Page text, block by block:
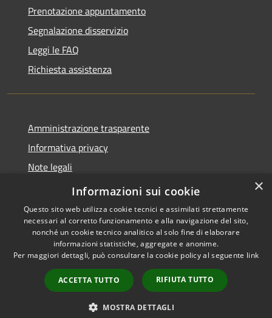
Prenotazione appuntamento
Segnalazione disservizio
Leggi le FAQ
Richiesta assistenza
Amministrazione trasparente
Informativa privacy
Note legali
Dichiarazione di accessibilità
Accessibilità
Copyright © 2026 • Comune di
Brembate • Powered by
Municipium•
Accesso
redazione
×
Informazioni sui cookie
Questo sito web utilizza cookie tecnici e assimilati strettamente
necessari al corretto funzionamento e alla navigazione del sito,
nonché un cookie tecnico analitico al solo fine di elaborare
informazioni statistiche, aggregate e anonime.
Per maggiori dettagli, può consultare la cookie policy al seguente link
ACCETTA TUTTO RIFIUTA TUTTO
MOSTRA DETTAGLI